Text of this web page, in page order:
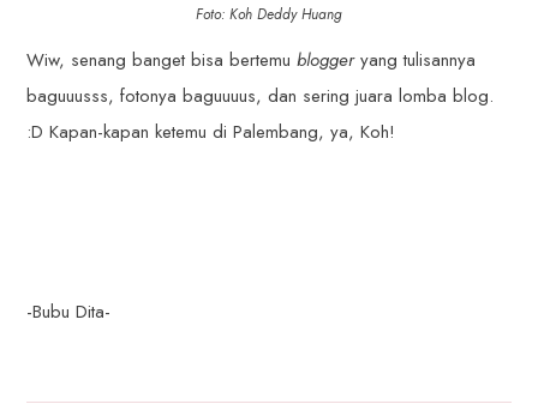
Foto: Koh Deddy Huang
Wiw, senang banget bisa bertemu bloggeryang tulisannya
baguuusss, fotonya baguuuus, dan sering juara lomba blog.
:D Kapan-kapan ketemu di Palembang, ya, Koh!
-Bubu Dita-